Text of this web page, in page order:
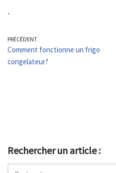
-
PRÉCÉDENT
Comment fonctionne un frigo
congelateur?
Rechercher un article :